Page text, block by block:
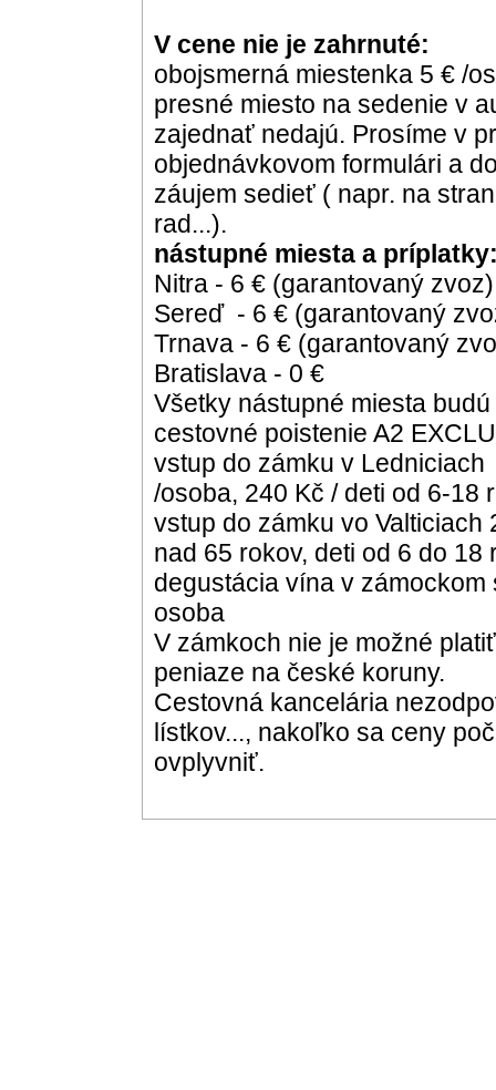
V cene nie je zahrnuté:
obojsmerná miestenka 5 € /
presné miesto na sedenie v
zajednať nedajú. Prosíme v
objednávkovom formulári a
záujem sedieť ( napr. na
rad...).
nástupné miesta a
Nitra - 6 € (garantovaný zvoz)
Sereď - 6 € (garantovaný
Trnava - 6 € (garantovaný
Bratislava - 0 €
Všetky nástupné miesta
cestovné poistenie A2
vstup do zámku v
/osoba, 240 Kč / deti od 6-18
vstup do zámku vo Valticiach
nad 65 rokov, deti od 6 do
degustácia vína v
osoba
V zámkoch nie je možné
peniaze na české koruny.
Cestovná kancelária
lístkov..., nakoľko sa ceny
ovplyvniť.